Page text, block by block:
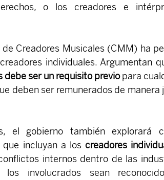
o los creadores e
Creadores Musicales (CMM) ha
individuales. Argumentan
ser un requisito previo para
deben ser remunerados de manera
el gobierno también explorará
incluyan a los creadores
internos dentro de las
involucrados sean